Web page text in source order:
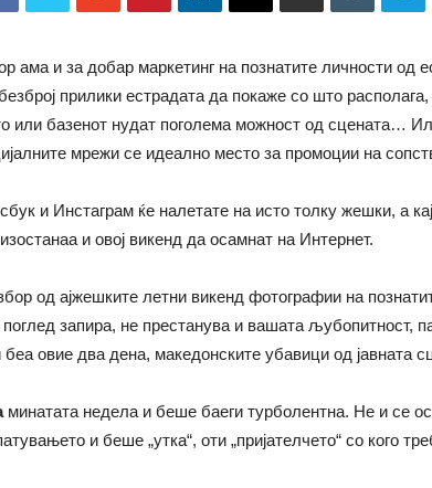
ама и за добар маркетинг на познатите личности од
прилики естрадата да покаже со што
или базенот нудат поголема можност од сцената…
мрежи се идеално место за промоции на
и Инстаграм ќе налетате на исто толку жешки, а
и овој викенд да осамнат на Интернет.
од ајжешките летни викенд фотографии на
запира, не престанува и вашата љубопитност,
беа овие два дена, македонските убавици од јавната
минатата недела и беше баеги турболентна. Не и се
и беше „утка“, оти „пријателчето“ со кого